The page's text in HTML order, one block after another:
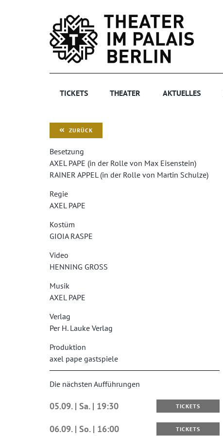
TICKETS THEATER AKTUELLES
ZURÜCK
Besetzung
AXEL PAPE (in der Rolle von Max Eisenstein)
RAINER APPEL (in der Rolle von Martin Schulze)
Regie
AXEL PAPE
Kostüm
GIOIA RASPE
Video
HENNING GROSS
Musik
AXEL PAPE
Verlag
Per H. Lauke Verlag
Produktion
axel pape gastspiele
Die nächsten Aufführungen
05.09. | Sa. | 19:30 TICKETS
06.09. | So. | 16:00 TICKETS